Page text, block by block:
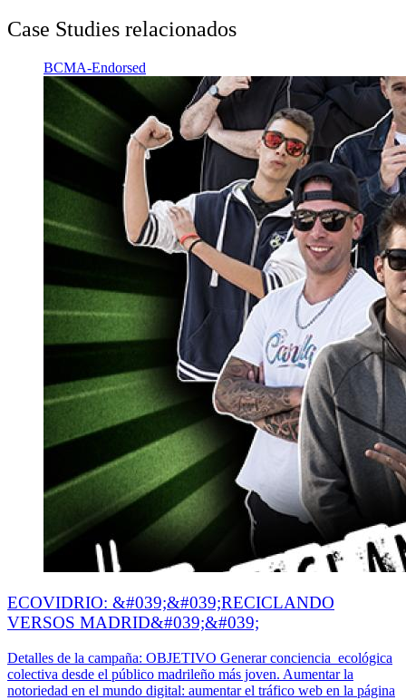
Case Studies relacionados
BCMA-Endorsed
ECOVIDRIO: &#039;&#039;RECICLANDO
VERSOS MADRID&#039;&#039;
Detalles de la campaña: OBJETIVO Generar conciencia ecológica
colectiva desde el público madrileño más joven. Aumentar la
notoriedad en el mundo digital: aumentar el tráfico web en la página